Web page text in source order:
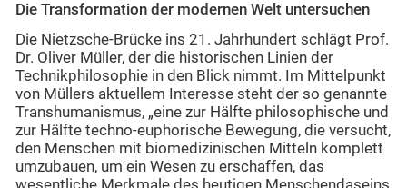
Die Transformation der modernen Welt untersuchen
Die Nietzsche-Brücke ins 21. Jahrhundert schlägt Prof.
Dr. Oliver Müller, der die historischen Linien der
Technikphilosophie in den Blick nimmt. Im Mittelpunkt
von Müllers aktuellem Interesse steht der so genannte
Transhumanismus, „eine zur Hälfte philosophische und
zur Hälfte techno-euphorische Bewegung, die versucht,
den Menschen mit biomedizinischen Mitteln komplett
umzubauen, um ein Wesen zu erschaffen, das